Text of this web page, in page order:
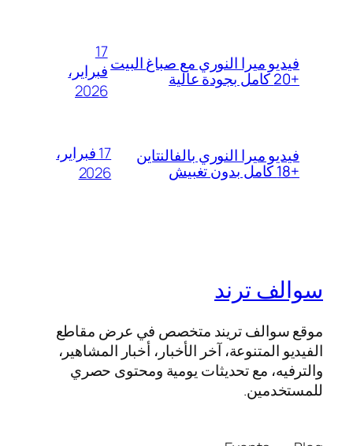
فيديو ميرا النوري مع صباغ البيت
+20 كامل بجودة عالية
17
فبراير،
2026
فيديو ميرا النوري بالفالنتاين
+18 كامل بدون تغبيش
17 فبراير،
2026
سوالف ترند
موقع سوالف تريند متخصص في عرض مقاطع
الفيديو المتنوعة، آخر الأخبار، أخبار المشاهير،
والترفيه، مع تحديثات يومية ومحتوى حصري
للمستخدمين.